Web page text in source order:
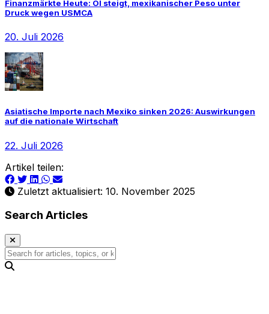
Finanzmärkte Heute: Öl steigt, mexikanischer Peso unter
Druck wegen USMCA
20. Juli 2026
Asiatische Importe nach Mexiko sinken 2026: Auswirkungen
auf die nationale Wirtschaft
22. Juli 2026
Artikel teilen:
Zuletzt aktualisiert: 10. November 2025
Search Articles